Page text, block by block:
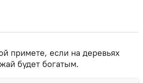
примете, если на деревьях
будет богатым.